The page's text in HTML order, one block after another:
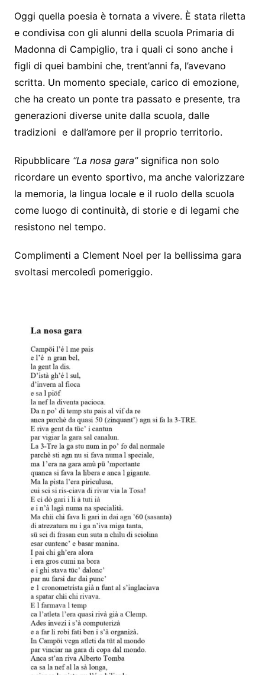
Oggi quella poesia è tornata a vivere. È stata riletta
e condivisa con gli alunni della scuola Primaria di
Madonna di Campiglio, tra i quali ci sono anche i
figli di quei bambini che, trent’anni fa, l’avevano
scritta. Un momento speciale, carico di emozione,
che ha creato un ponte tra passato e presente, tra
generazioni diverse unite dalla scuola, dalle
tradizioni e dall’amore per il proprio territorio.
Ripubblicare “La nosa gara”significa non solo
ricordare un evento sportivo, ma anche valorizzare
la memoria, la lingua locale e il ruolo della scuola
come luogo di continuità, di storie e di legami che
resistono nel tempo.
Complimenti a Clement Noel per la bellissima gara
svoltasi mercoledì pomeriggio.